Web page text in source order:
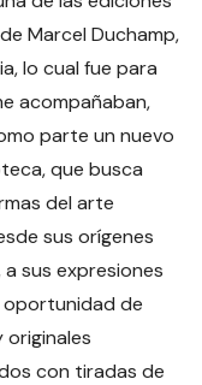
Marcel Duchamp,
lo cual fue para
acompañaban,
parte un nuevo
que busca
del arte
sus orígenes
sus expresiones
oportunidad de
originales
con tiradas de